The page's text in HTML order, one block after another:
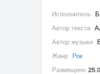
Исполнитель
Автор текста
Автор музыки
Жанр Рок
Размещено